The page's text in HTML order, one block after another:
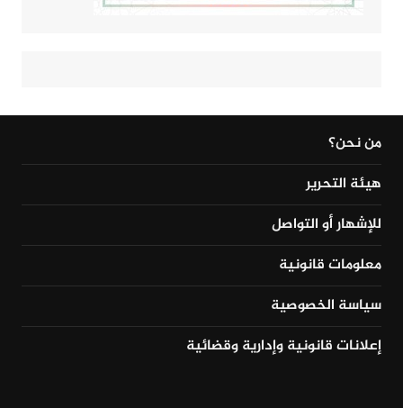
من نحن؟
هيئة التحرير
للإشهار أو التواصل
معلومات قانونية
سياسة الخصوصية
إعلانات قانونية وإدارية وقضائية